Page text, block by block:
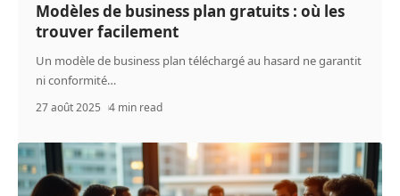
Modèles de business plan gratuits : où les
trouver facilement
Un modèle de business plan téléchargé au hasard ne garantit
ni conformité…
27 août 2025 4 min read